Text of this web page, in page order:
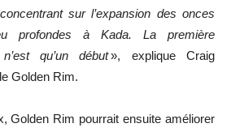
sur l’expansion des onces
profondes à Kada. La première
qu’un début», explique Craig
Golden Rim.
Golden Rim pourrait ensuite améliorer